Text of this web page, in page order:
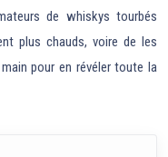
de whiskys tourbés
plus chauds, voire de les
pour en révéler toute la